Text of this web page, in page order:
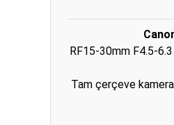
RF15-30mm F4.5-
Tam çerçeve